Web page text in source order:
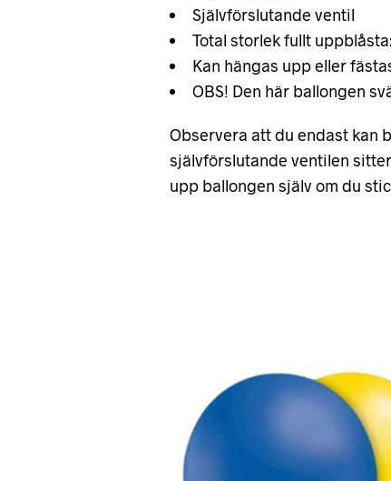
Självförslutande ventil
Total storlek fullt
Kan hängas upp eller
OBS! Den här ballongen
Observera att du endast kan
självförslutande ventilen
upp ballongen själv om du